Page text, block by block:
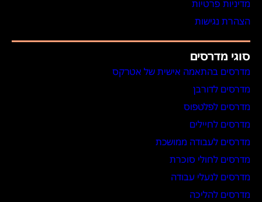
מדיניות פרטיות
הצהרת נגישות
סוגי מדרסים
מדרסים בהתאמה אישית של אטרקס
מדרסים לדורבן
מדרסים לפלטפוס
מדרסים לחיילים
מדרסים לעבודה ממושכת
מדרסים לחולי סוכרת
מדרסים לנעלי עבודה
מדרסים להליכה